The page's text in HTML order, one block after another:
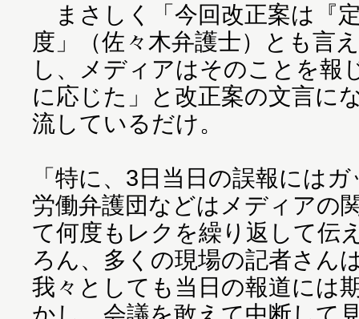
まさしく「今回改正案は『
度」（佐々木弁護士）とも言
し、メディアはそのことを報
に応じた」と改正案の文言に
流しているだけ。
「特に、3日当日の誤報には
労働弁護団などはメディアの
て何度もレクを繰り返して伝
ろん、多くの現場の記者さん
我々としても当日の報道には